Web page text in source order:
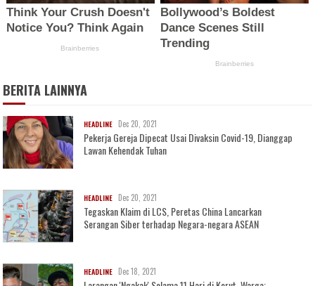
BERITA LAINNYA
HEADLINE Dec 20, 2021
Pekerja Gereja Dipecat Usai Divaksin Covid-19, Dianggap
Lawan Kehendak Tuhan
HEADLINE Dec 20, 2021
Tegaskan Klaim di LCS, Peretas China Lancarkan
Serangan Siber terhadap Negara-negara ASEAN
HEADLINE Dec 18, 2021